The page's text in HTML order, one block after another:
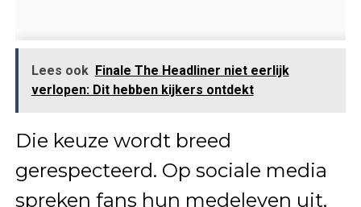
Lees ook Finale The Headliner niet eerlijk
verlopen: Dit hebben kijkers ontdekt
Die keuze wordt breed
gerespecteerd. Op sociale media
spreken fans hun medeleven uit,